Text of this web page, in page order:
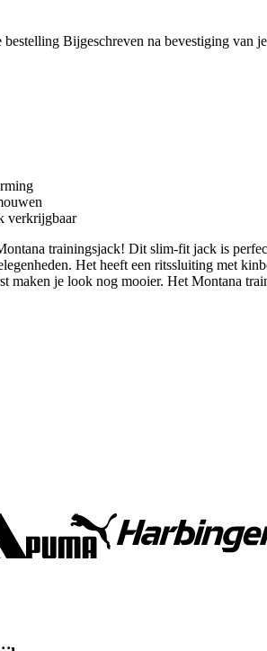
bestelling Bijgeschreven na bevestiging van
verkrijgbaar
trainingsjack! Dit slim-fit jack is
Het heeft een ritssluiting met
maken je look nog mooier. Het Montana